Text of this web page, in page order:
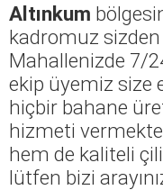
Altınkum
kadromuz
Mahallenizde 7/
ekip üyemiz size
hiçbir bahane
hizmeti
hem de kaliteli
lütfen bizi